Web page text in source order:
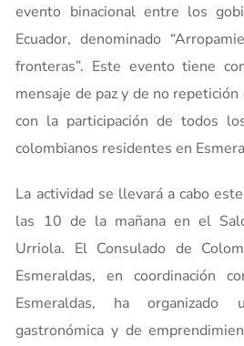
evento binacional entre los
Ecuador, denominado
fronteras”. Este evento tiene
mensaje de paz y de no
con la participación de todos
colombianos residentes en
La actividad se llevará a cabo
las 10 de la mañana en el
Urriola. El Consulado de
Esmeraldas, en coordinación
Esmeraldas, ha organizado
gastronómica y de